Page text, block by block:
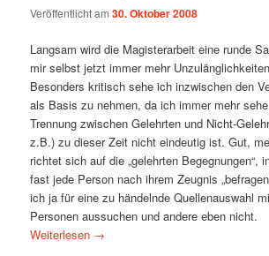
Veröffentlicht am30. Oktober 2008
Langsam wird die Magisterarbeit eine runde
mir selbst jetzt immer mehr
Besonders kritisch sehe ich inzwischen den
als Basis zu nehmen, da ich immer mehr
Trennung zwischen Gelehrten und Nicht-
z.B.) zu dieser Zeit nicht eindeutig ist. Gut,
richtet sich auf die „gelehrten Begegnungen“,
fast jede Person nach ihrem Zeugnis
ich ja für eine zu händelnde Quellenauswahl
Personen aussuchen und andere eben nicht.
Weiterlesen →